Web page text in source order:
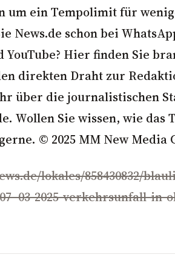
um ein Tempolimit für
News.de schon bei
Hier finden Sie
direkten Draht zur
über die journalistischen
Wollen Sie wissen, wie das
© 2025 MM New Media
lokales/858430832/
2025-verkehrsunfall-in-